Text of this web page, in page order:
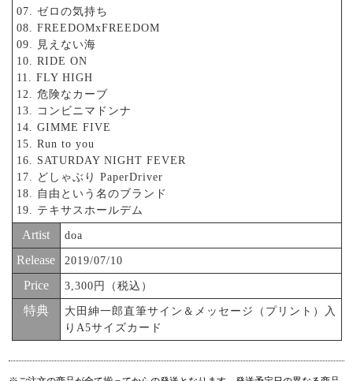
07. ゼロの気持ち
08. FREEDOMxFREEDOM
09. 見えない海
10. RIDE ON
11. FLY HIGH
12. 危険なカーブ
13. コンビニマドンナ
14. GIMME FIVE
15. Run to you
16. SATURDAY NIGHT FEVER
17. どしゃぶり PaperDriver
18. 自由という名のブランド
19. テキサスホールデム
Artist doa
Release 2019/07/10
Price 3,300円（税込）
特典
大田紳一郎直筆サイン＆メッセージ（プリント）入
りA5サイズカード